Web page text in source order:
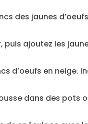
des jaunes
puis ajoutez les
d’oeufs en
dans des pots